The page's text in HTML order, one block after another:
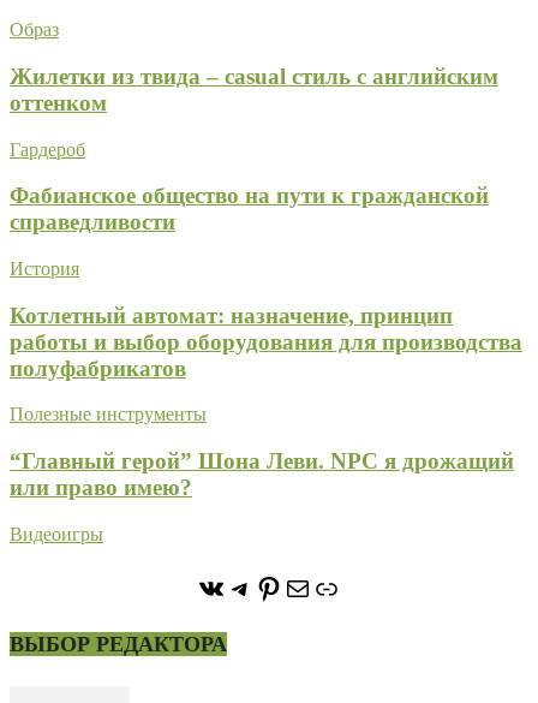
Образ
Жилетки из твида – casual стиль с английским
оттенком
Гардероб
Фабианское общество на пути к гражданской
справедливости
История
Котлетный автомат: назначение, принцип
работы и выбор оборудования для производства
полуфабрикатов
Полезные инструменты
“Главный герой” Шона Леви. NPC я дрожащий
или право имею?
Видеоигры
https://vk.com/
https://t.me/stoneforest
https://
ПочтаСсылка
ВЫБОР РЕДАКТОРА